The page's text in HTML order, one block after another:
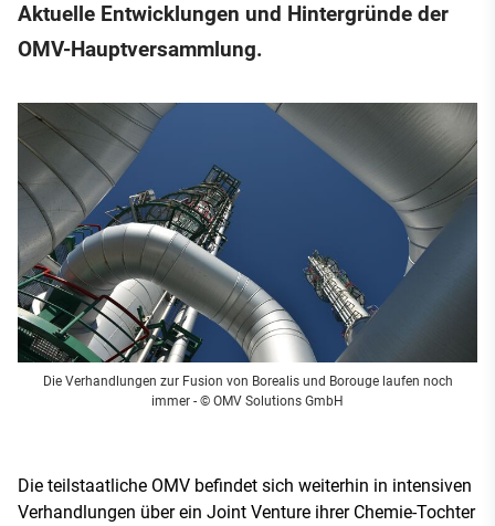
Aktuelle Entwicklungen und Hintergründe der
OMV-Hauptversammlung.
Die Verhandlungen zur Fusion von Borealis und Borouge laufen noch
immer - © OMV Solutions GmbH
Die teilstaatliche OMV befindet sich weiterhin in intensiven
Verhandlungen über ein Joint Venture ihrer Chemie-Tochter